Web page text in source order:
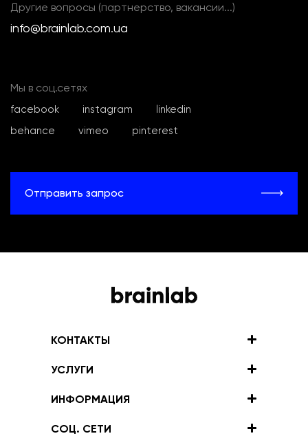
Другие вопросы (партнерство, вакансии...)
info@brainlab.com.ua
Мы в соц.сетях
facebook instagram
linkedin
behance
vimeo pinterest
Отправить запрос
КОНТАКТЫ
УСЛУГИ
ИНФОРМАЦИЯ
СОЦ. СЕТИ